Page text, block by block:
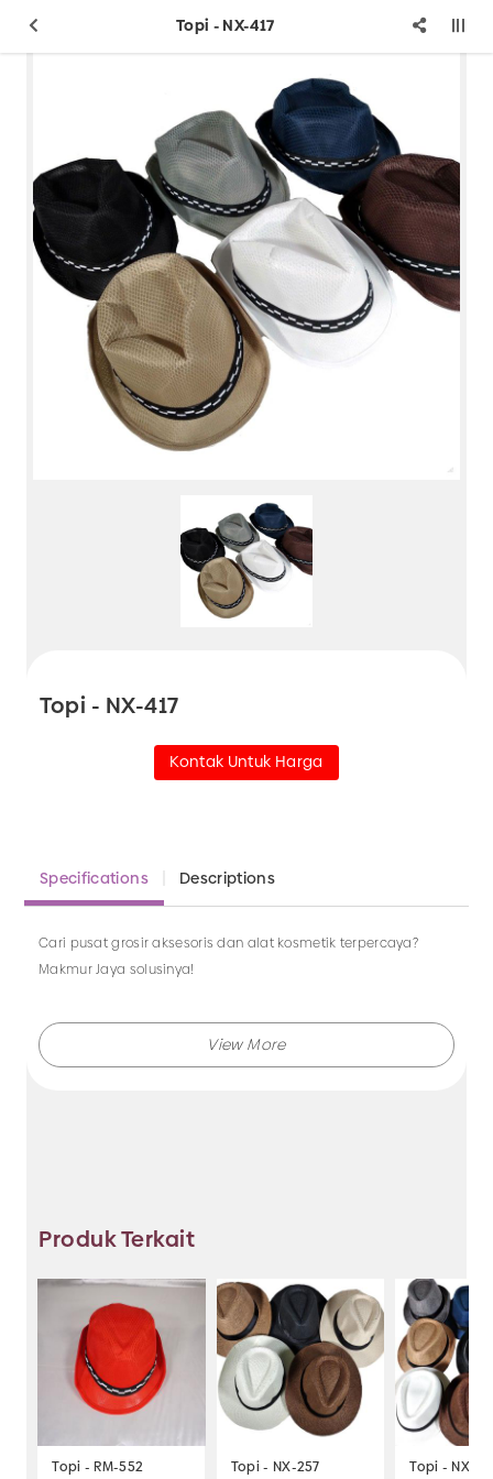
Topi - NX-417
Topi - NX-417
Kontak Untuk Harga
Specifications Descriptions
Cari pusat grosir aksesoris dan alat kosmetik terpercaya?
Makmur Jaya solusinya!
Tersedia berbagai aksesoris rambut seperti karet jepang, ikat
rambut, jepit rambut dan alat kosmetik dengan harga murah
Produk Terkait
Topi - RM-552 Topi - NX-257 Topi - NX-